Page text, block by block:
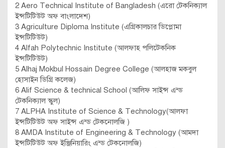
2 Aero Technical Institute of Bangladesh (এরো টেকনিক্যাল
ইন্সটিটিউট অফ বাংলাদেশ)
3 Agriculture Diploma Institute (এগ্রিকালচার ডিপ্লোমা
ইন্সটিটিউট)
4 Alfah Polytechnic Institute (আলফাহ পলিটেকনিক
ইন্সটিটিউট)
5 Alhaj Mokbul Hossain Degree College (আলহাজ মকবুল
হোসাইন ডিগ্রি কলেজ)
6 Alif Science & technical School (আলিফ সাইন্স এন্ড
টেকনিক্যাল স্কুল)
7 ALPHA Institute of Science & Technology(আলফা
ইন্সটিটিউট অফ সাইন্স এন্ড টেকনোলজি )
8 AMDA Institute of Engineering & Technology (আমদা
ইন্সটিটিউট অফ ইঞ্জিনিয়ারিং এন্ড টেকনোলজি)